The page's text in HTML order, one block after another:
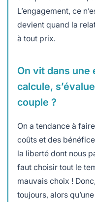
L’engagement, ce
devient quand la
à tout prix.
On vit dans une
calcule,
couple ?
On a tendance à
coûts et des
la liberté dont nous
faut choisir tout le
mauvais choix !
toujours, alors